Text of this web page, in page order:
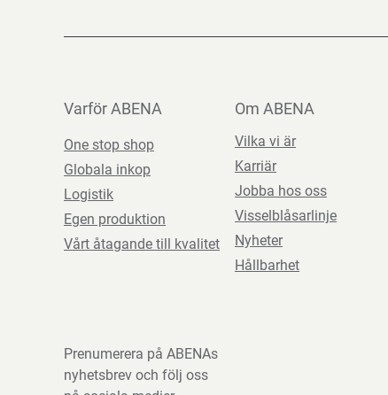
Varför ABENA
One stop shop
Globala inkop
Logistik
Egen produktion
Vårt åtagande till kvalitet
Om ABENA
Vilka vi är
Karriär
Jobba hos oss
Visselblåsarlinje
Nyheter
Hållbarhet
Prenumerera på ABENAs
nyhetsbrev och följ oss